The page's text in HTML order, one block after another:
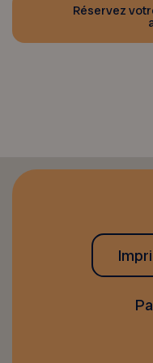
Réservez